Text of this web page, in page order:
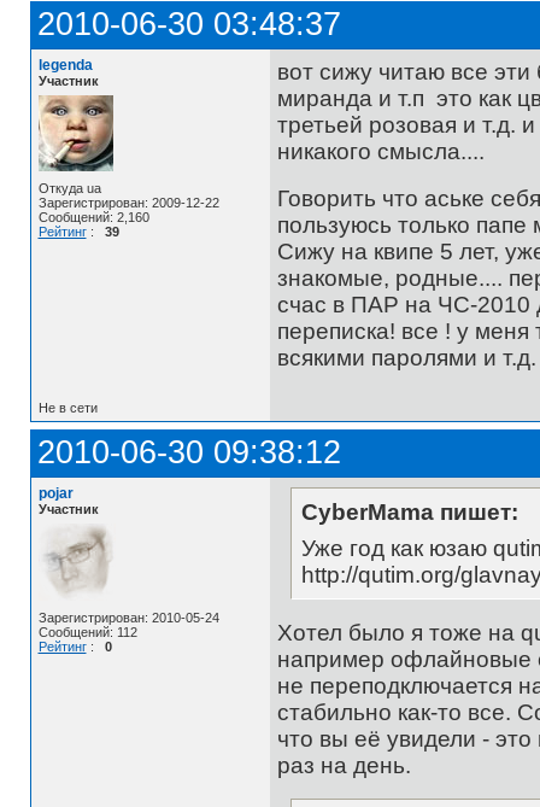
2010-06-30 03:48:37
legenda
Участник
Откуда ua
Зарегистрирован: 2009-12-22
Сообщений: 2,160
Рейтинг: 39
вот сижу читаю все
миранда и т.п это как
третьей розовая и т.д.
никакого смысла....
Говорить что аське
пользуюсь только
Сижу на квипе 5 лет,
знакомые, родные....
счас в ПАР на ЧС-2010
переписка! все ! у
всякими паролями и т.д.
Не в сети
2010-06-30 09:38:12
pojar
Участник
Зарегистрирован: 2010-05-24
Сообщений: 112
Рейтинг: 0
CyberMama пишет:
Уже год как юзаю
http://qutim.org/
Хотел было я тоже на
например офлайновые
не переподключается
стабильно как-то все.
что вы её увидели -
раз на день.